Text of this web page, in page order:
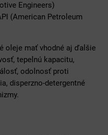
Engineers)
(American Petroleum
oleje mať vhodné aj ďalšie
tepelnú kapacitu,
odolnosť proti
disperzno-detergentné